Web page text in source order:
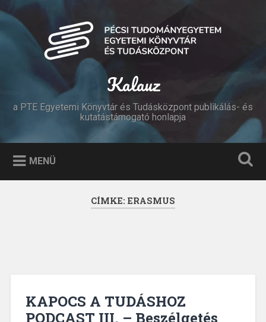
Tovább
tartalomhoz
Keresés
Kalauz
a PTE Egyetemi Könyvtár és Tudásközpont publikálás- és
kutatástámogató honlapja
MENÜ
CÍMKE: ERASMUS
KAPOCS A TUDÁSHOZ
PODCAST III. – Beszélgetés